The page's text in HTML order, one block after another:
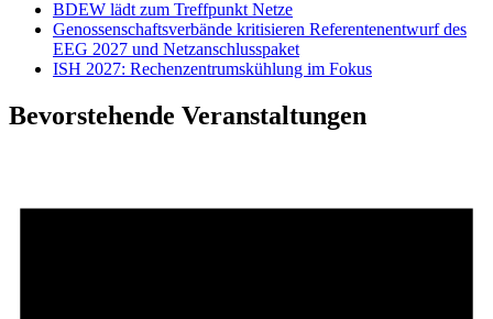
BDEW lädt zum Treffpunkt Netze
Genossenschaftsverbände kritisieren Referentenentwurf des
EEG 2027 und Netzanschlusspaket
ISH 2027: Rechenzentrumskühlung im Fokus
Bevorstehende Veranstaltungen